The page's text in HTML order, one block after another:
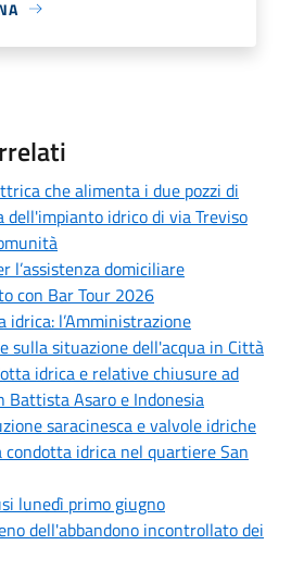
che alimenta i due pozzi di
dell'impianto idrico di via Treviso
l’assistenza domiciliare
con Bar Tour 2026
idrica: l’Amministrazione
sulla situazione dell'acqua in Città
idrica e relative chiusure ad
Battista Asaro e Indonesia
saracinesca e valvole idriche
condotta idrica nel quartiere San
lunedì primo giugno
dell'abbandono incontrollato dei